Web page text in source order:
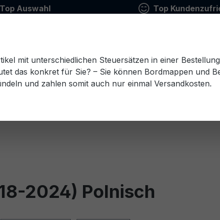
Top Auswahl Top
Estnisch Finnisch Französisch Griechisch
2024) Polnisch
mit unterschiedlichen Steuersätzen in einer
das konkret für Sie? – Sie können Bordmappen und
und zahlen somit auch nur einmal Versandkosten.